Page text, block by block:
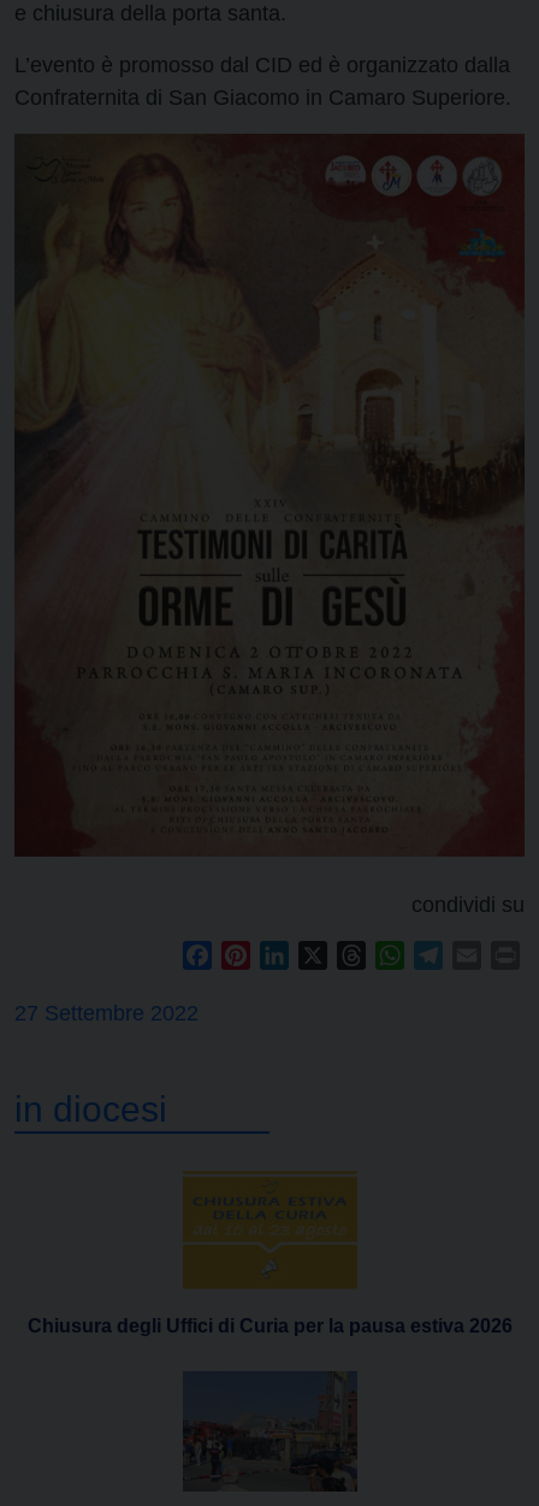
e chiusura della porta santa.
L’evento è promosso dal CID ed è organizzato dalla
Confraternita di San Giacomo in Camaro Superiore.
condividi su
FacebookPinterestLinkedIn ThreadsWhatsApp
27 Settembre 2022
in diocesi
Chiusura degli Uffici di Curia per la pausa estiva 2026